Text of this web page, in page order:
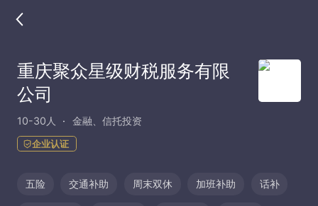
重庆聚众星级财税服务有限
公司
10-30人 金融、信托投资
企业认证
五险 交通补助 周末双休 加班补助 话补